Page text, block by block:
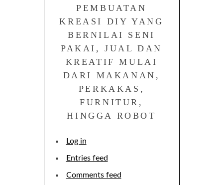
PEMBUATAN
KREASI DIY YANG
BERNILAI SENI
PAKAI, JUAL DAN
KREATIF MULAI
DARI MAKANAN,
PERKAKAS,
FURNITUR,
HINGGA ROBOT
Log in
Entries feed
Comments feed